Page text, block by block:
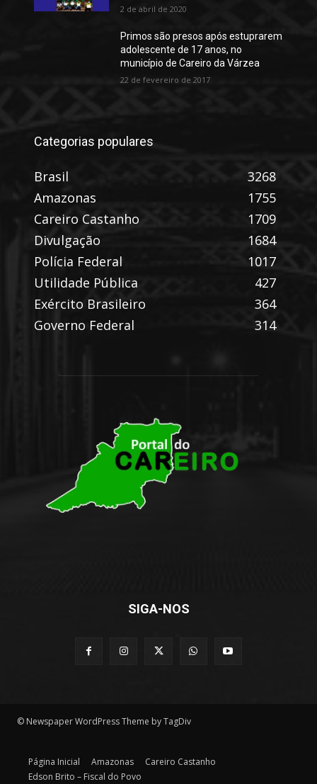
2 de abril de 2020
Primos são presos após estuprarem
adolescente de 17 anos, no
município de Careiro da Várzea
22 de fevereiro de 2017
Categorias populares
Brasil
3268
Amazonas
1755
Careiro Castanho
1709
Divulgação
1684
Polícia Federal
1017
Utilidade Pública
427
Exército Brasileiro
364
Governo Federal
314
SIGA-NOS
© Newspaper WordPress Theme by TagDiv
Página Inicial Amazonas
Careiro Castanho
Edson Brito – Fiscal do Povo